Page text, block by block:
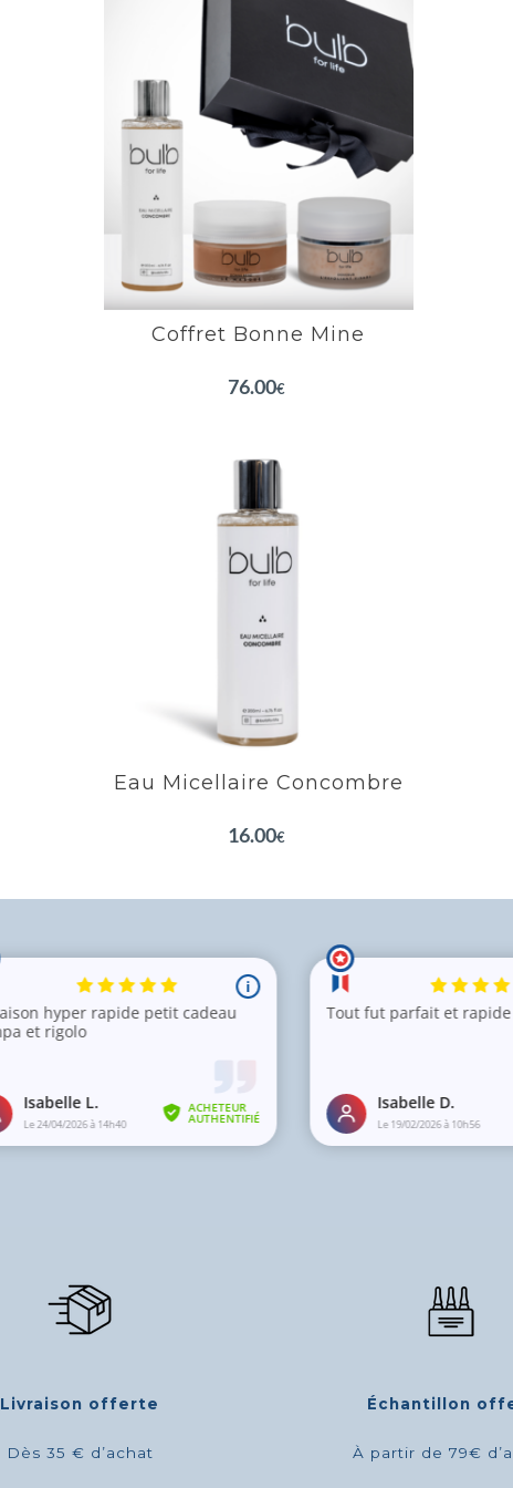
Coffret Bonne Mine
76.00€
Coffret Bonne Mine
Exfolie en douceur
Élimine les impuretés
Véritable effet bonne mine
EN SAVOIR PLUS
Eau Micellaire Concombre
16.00€
Eau Micellaire Concombre
EN SAVOIR PLUS
Livraison offerte
Dès 35 € d’achat
Échantillon
À partir de 79€